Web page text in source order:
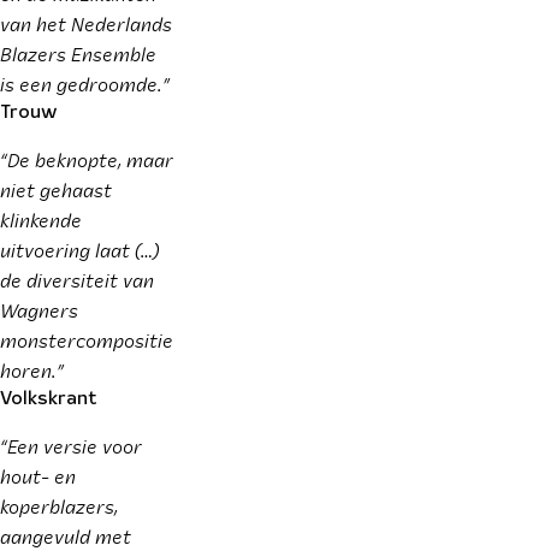
van het Nederlands
Blazers Ensemble
is een gedroomde.”
Trouw
“De beknopte, maar
niet gehaast
klinkende
uitvoering laat (…)
de diversiteit van
Wagners
monstercompositie
horen.”
Volkskrant
“Een versie voor
hout- en
koperblazers,
aangevuld met